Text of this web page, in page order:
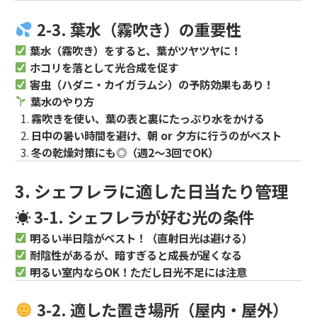
2-3. 葉水（霧吹き）の重要性
葉水（霧吹き）をすると、葉がツヤツヤに！
ホコリを落として光合成を促す
害虫（ハダニ・カイガラムシ）の予防効果もあり！
葉水のやり方
霧吹きを使い、葉の表と裏にたっぷり水をかける
日中の暑い時間を避け、朝 or 夕方に行うのがベスト
冬の乾燥対策にも◎（週2～3回でOK）
3. シェフレラに適した日当たり管理
☀ 3-1. シェフレラが好む光の条件
明るい半日陰がベスト！（直射日光は避ける）
耐陰性があるが、暗すぎると成長が遅くなる
明るい室内ならOK！ただし日光不足には注意
3-2. 適した置き場所（屋内・屋外）